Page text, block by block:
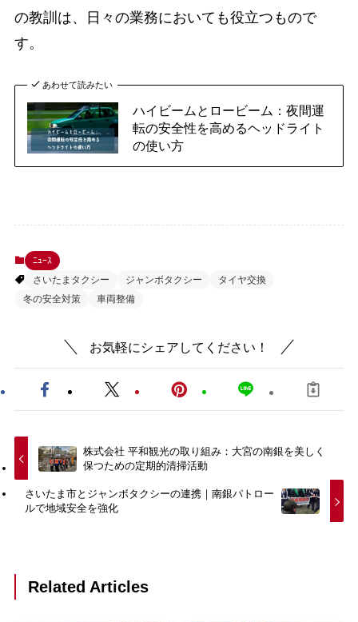
の教訓は、日々の業務においても役立つもので
す。
あわせて読みたい
ハイビームとロービーム：夜間運
転の安全性を高めるヘッドライト
の使い方
ﾆｭｰｽ
さいたまタクシー
ジャンボタクシー
タイヤ交換
冬の安全対策
車両整備
お気軽にシェアしてください！
株式会社 平和観光の取り組み：大宮の南銀を美しく
保つための定期的清掃活動
さいたま市とジャンボタクシーの連携｜南銀パトロー
ルで地域安全を強化
Related Articles